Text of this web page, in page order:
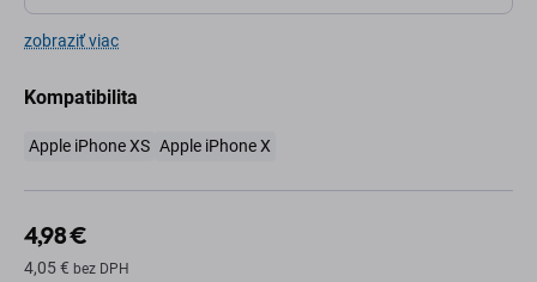
zobraziť viac
Kompatibilita
Apple iPhone XS Apple iPhone X
4,98 €
4,05 € bez DPH